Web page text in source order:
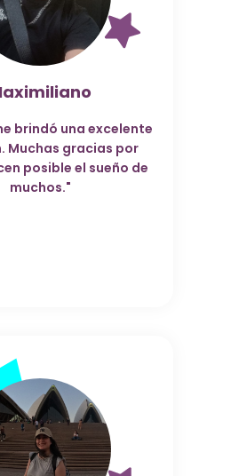
brindó una excelente
Muchas gracias por
posible el sueño de
muchos."